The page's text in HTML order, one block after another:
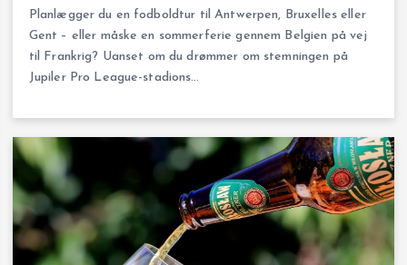
Planlægger du en fodboldtur til Antwerpen, Bruxelles eller
Gent – eller måske en sommerferie gennem Belgien på vej
til Frankrig? Uanset om du drømmer om stemningen på
Jupiler Pro League-stadions…